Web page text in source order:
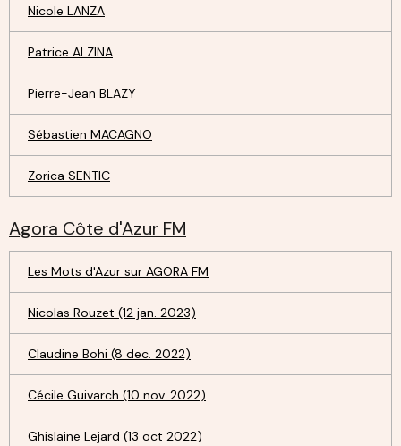
Nicole LANZA
Patrice ALZINA
Pierre-Jean BLAZY
Sébastien MACAGNO
Zorica SENTIC
Agora Côte d'Azur FM
Les Mots d'Azur sur AGORA FM
Nicolas Rouzet (12 jan. 2023)
Claudine Bohi (8 dec. 2022)
Cécile Guivarch (10 nov. 2022)
Ghislaine Lejard (13 oct 2022)